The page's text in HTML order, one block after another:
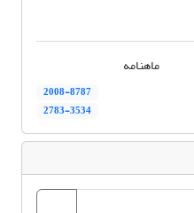
ماهنامه
2008-8787
2783-3534